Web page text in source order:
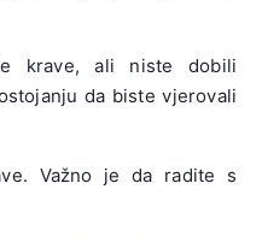
krave, ali niste dobili
da biste vjerovali
Važno je da radite s